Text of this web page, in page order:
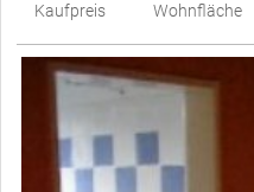
Kaufpreis
Wohnfläche